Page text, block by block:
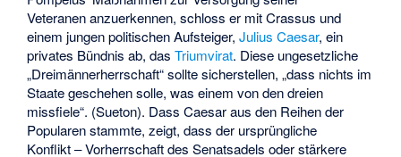
Veteranen anzuerkennen, schloss er mit Crassus und
einem jungen politischen Aufsteiger,Julius Caesar, ein
privates Bündnis ab, dasTriumvirat. Diese ungesetzliche
„Dreimännerherrschaft“ sollte sicherstellen, „dass nichts im
Staate geschehen solle, was einem von den dreien
missfiele“. (Sueton). Dass Caesar aus den Reihen der
Popularen stammte, zeigt, dass der ursprüngliche
Konflikt – Vorherrschaft des Senatsadels oder stärkere